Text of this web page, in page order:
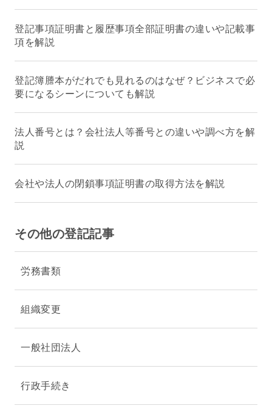
登記事項証明書と履歴事項全部証明書の違いや記載事
項を解説
登記簿謄本がだれでも見れるのはなぜ？ビジネスで必
要になるシーンについても解説
法人番号とは？会社法人等番号との違いや調べ方を解
説
会社や法人の閉鎖事項証明書の取得方法を解説
その他の登記記事
労務書類
組織変更
一般社団法人
行政手続き